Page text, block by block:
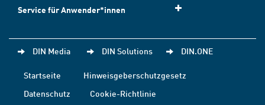
Service für Anwender*innen
DIN Media DIN Solutions DIN.ONE
Startseite
Hinweisgeberschutzgesetz
Datenschutz
Cookie-Richtlinie